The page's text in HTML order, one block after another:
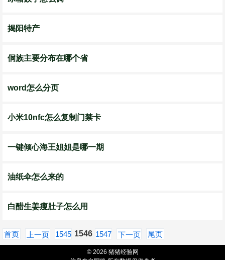
揭阳特产
侗族主要分布在哪个省
word怎么分页
小米10nfc怎么复制门禁卡
一键倾心海王姐姐是哪一期
油纸伞怎么来的
白醋生姜瘦肚子怎么用
首页 上一页 1545 1546 1547 下一页 尾页
© 2026 猪猪经验网